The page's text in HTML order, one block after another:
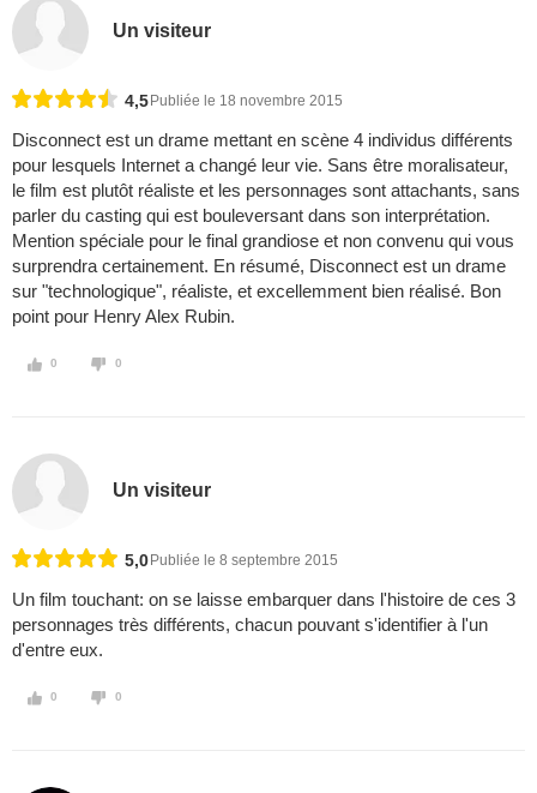
Un visiteur
4,5 Publiée le 18 novembre 2015
Disconnect est un drame mettant en scène 4 individus différents
pour lesquels Internet a changé leur vie. Sans être moralisateur,
le film est plutôt réaliste et les personnages sont attachants, sans
parler du casting qui est bouleversant dans son interprétation.
Mention spéciale pour le final grandiose et non convenu qui vous
surprendra certainement. En résumé, Disconnect est un drame
sur "technologique", réaliste, et excellemment bien réalisé. Bon
point pour Henry Alex Rubin.
0 0
Un visiteur
5,0 Publiée le 8 septembre 2015
Un film touchant: on se laisse embarquer dans l'histoire de ces 3
personnages très différents, chacun pouvant s'identifier à l'un
d'entre eux.
0 0